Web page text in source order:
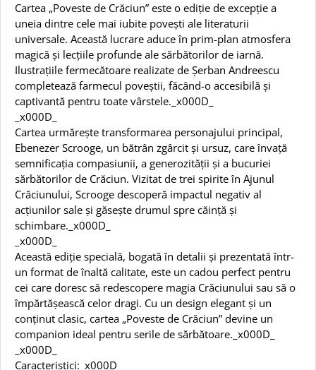
Cartea „Poveste de Crăciun” este o ediție de excepție a
uneia dintre cele mai iubite povești ale literaturii
universale. Această lucrare aduce în prim-plan atmosfera
magică și lecțiile profunde ale sărbătorilor de iarnă.
Ilustrațiile fermecătoare realizate de Șerban Andreescu
completează farmecul poveștii, făcând-o accesibilă și
captivantă pentru toate vârstele._x000D_
_x000D_
Cartea urmărește transformarea personajului principal,
Ebenezer Scrooge, un bătrân zgârcit și ursuz, care învață
semnificația compasiunii, a generozității și a bucuriei
sărbătorilor de Crăciun. Vizitat de trei spirite în Ajunul
Crăciunului, Scrooge descoperă impactul negativ al
acțiunilor sale și găsește drumul spre căință și
schimbare._x000D_
_x000D_
Această ediție specială, bogată în detalii și prezentată într-
un format de înaltă calitate, este un cadou perfect pentru
cei care doresc să redescopere magia Crăciunului sau să o
împărtășească celor dragi. Cu un design elegant și un
conținut clasic, cartea „Poveste de Crăciun” devine un
companion ideal pentru serile de sărbătoare._x000D_
_x000D_
Caracteristici:_x000D_